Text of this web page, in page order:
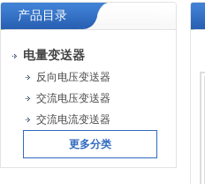
产品目录
电量变送器
反向电压变送器
交流电压变送器
交流电流变送器
更多分类